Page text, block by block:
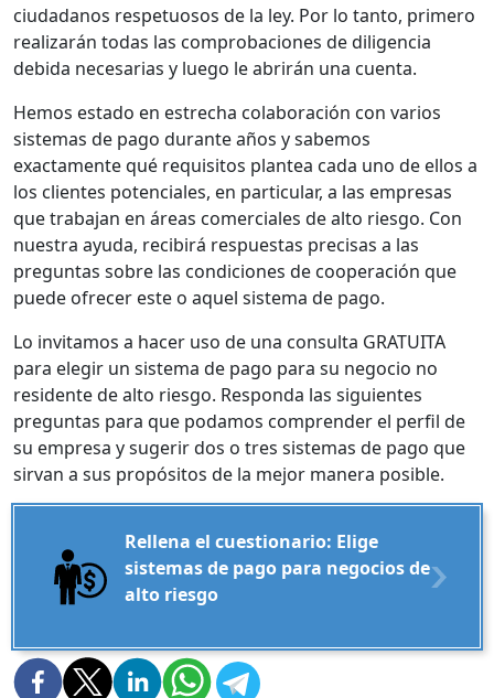
ciudadanos respetuosos de la ley. Por lo tanto, primero
realizarán todas las comprobaciones de diligencia
debida necesarias y luego le abrirán una cuenta.
Hemos estado en estrecha colaboración con varios
sistemas de pago durante años y sabemos
exactamente qué requisitos plantea cada uno de ellos a
los clientes potenciales, en particular, a las empresas
que trabajan en áreas comerciales de alto riesgo. Con
nuestra ayuda, recibirá respuestas precisas a las
preguntas sobre las condiciones de cooperación que
puede ofrecer este o aquel sistema de pago.
Lo invitamos a hacer uso de una consulta GRATUITA
para elegir un sistema de pago para su negocio no
residente de alto riesgo. Responda las siguientes
preguntas para que podamos comprender el perfil de
su empresa y sugerir dos o tres sistemas de pago que
sirvan a sus propósitos de la mejor manera posible.
Rellena el cuestionario: Elige
sistemas de pago para negocios de
alto riesgo